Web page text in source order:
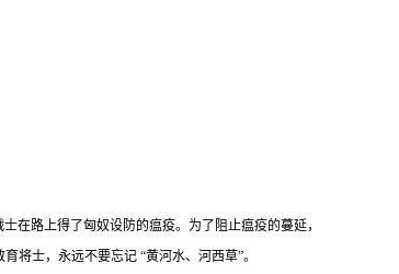
在路上得了匈奴设防的瘟疫。为了阻止瘟疫的蔓延，
将士，永远不要忘记 “黄河水、河西草”。